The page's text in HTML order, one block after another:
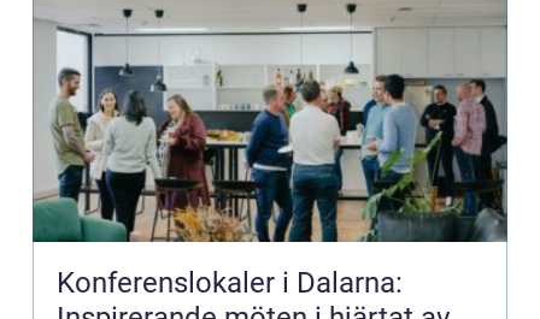
Konferenslokaler i Dalarna: